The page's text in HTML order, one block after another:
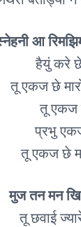
आ
हैयुं करे
तू एकज छे
तू एकज
प्रभु
तू एकज छे
मुज तन मन
तू छवाई